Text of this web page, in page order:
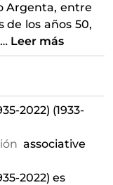
Argenta, entre
de los años 50,
… Leer más
2022) (1933-
associative
2022) es